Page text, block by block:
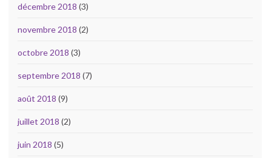
décembre 2018 (3)
novembre 2018 (2)
octobre 2018 (3)
septembre 2018 (7)
août 2018 (9)
juillet 2018 (2)
juin 2018 (5)